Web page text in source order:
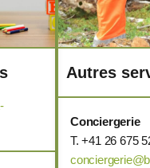
Autres
Conciergerie
T. +41 26 675